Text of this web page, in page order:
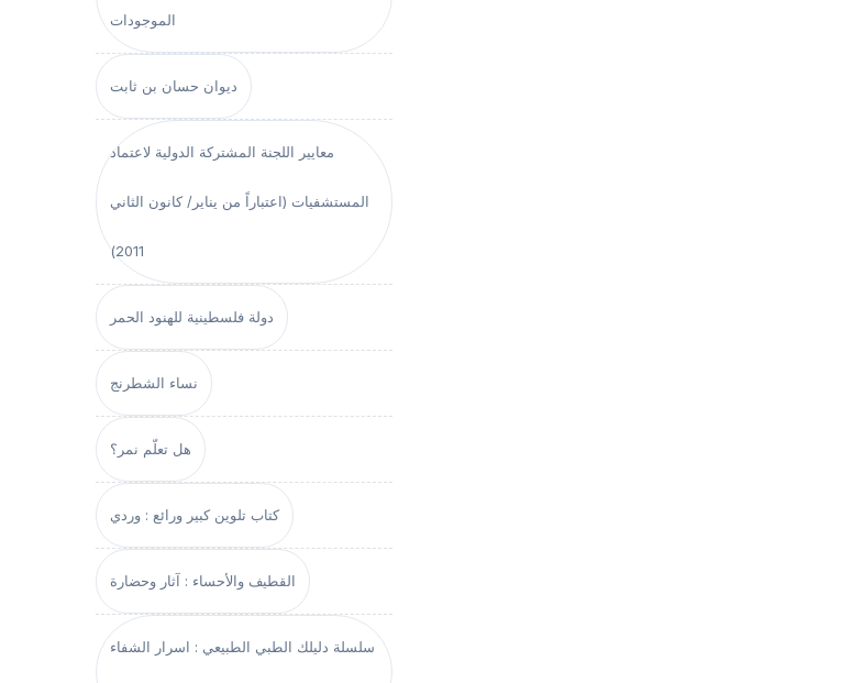
الموجودات
ديوان حسان بن ثابت
معايير اللجنة المشتركة الدولية لاعتماد
المستشفيات (اعتباراً من يناير/ كانون الثاني
2011)
دولة فلسطينية للهنود الحمر
نساء الشطرنج
هل تعلّم نمر؟
كتاب تلوين كبير ورائع : وردي
القطيف والأحساء : آثار وحضارة
سلسلة دليلك الطبي الطبيعي : اسرار الشفاء